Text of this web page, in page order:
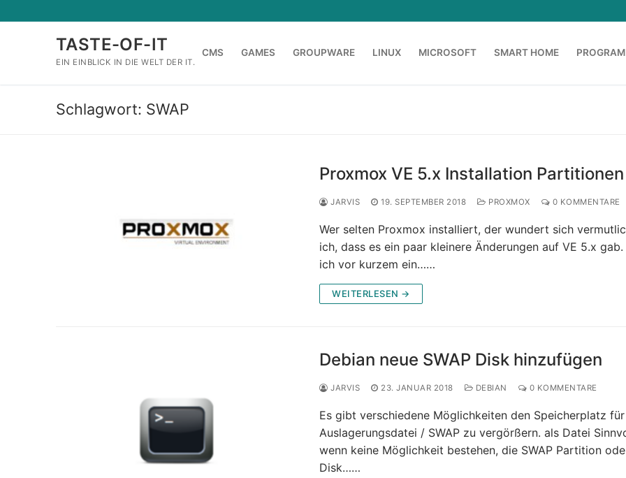
Inhalt
TASTE-OF-IT
EIN EINBLICK IN DIE WELT DER IT.
CMS GAMES GROUPWARE LINUX MICROSOFT SMART HOME
Schlagwort: SWAP
Proxmox VE 5.x Installation Partitionen
JARVIS 19. SEPTEMBER 2018 PROXMOX 0 KOMMENTARE
Wer selten Proxmox installiert, der wundert sich
ich, dass es ein paar kleinere Änderungen auf VE 5.x gab.
ich vor kurzem ein……
WEITERLESEN →
Debian neue SWAP Disk hinzufügen
JARVIS 23. JANUAR 2018 DEBIAN 0 KOMMENTARE
Es gibt verschiedene Möglichkeiten den Speicherplatz
Auslagerungsdatei / SWAP zu vergörßern. als Datei
wenn keine Möglichkeit bestehen, die SWAP Partition
Disk……